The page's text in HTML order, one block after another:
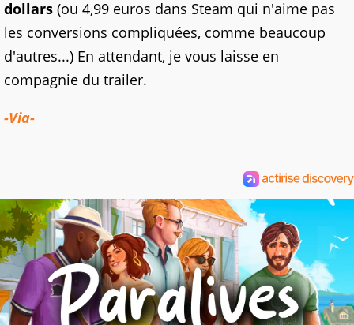
dollars (ou 4,99 euros dans Steam qui n'aime pas
les conversions compliquées, comme beaucoup
d'autres...) En attendant, je vous laisse en
compagnie du trailer.
-Via-